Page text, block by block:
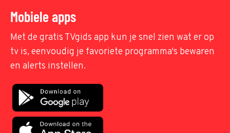
Mobiele apps
Met de gratis TVgids app kun je snel zien wat er op
tv is, eenvoudig je favoriete programma's bewaren
en alerts instellen.